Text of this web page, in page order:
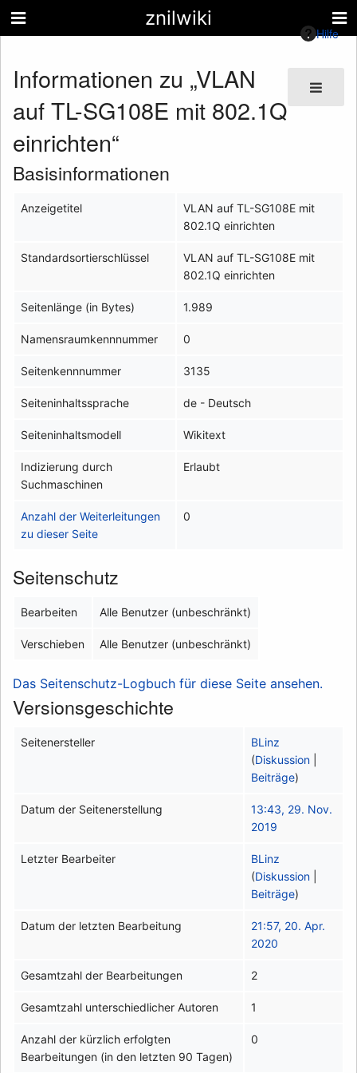
znilwiki
Hilfe
Informationen zu „VLAN
auf TL-SG108E mit 802.1Q
einrichten“
Basisinformationen
Anzeigetitel
VLAN auf TL-SG108E mit
802.1Q einrichten
Standardsortierschlüssel
VLAN auf TL-SG108E mit
802.1Q einrichten
Seitenlänge (in Bytes) 1.989
Namensraumkennnummer 0
Seitenkennnummer 3135
Seiteninhaltssprache de - Deutsch
Seiteninhaltsmodell Wikitext
Indizierung durch
Suchmaschinen
Erlaubt
Anzahl der Weiterleitungen
zu dieser Seite
0
Seitenschutz
Bearbeiten Alle Benutzer (unbeschränkt)
Verschieben Alle Benutzer (unbeschränkt)
Das Seitenschutz-Logbuch für diese Seite ansehen.
Versionsgeschichte
Seitenersteller
BLinz
(Diskussion
Beiträge)
Datum der Seitenerstellung
13:43, 29. Nov.
2019
Letzter Bearbeiter
BLinz
(Diskussion
Beiträge)
Datum der letzten Bearbeitung
21:57, 20. Apr.
2020
Gesamtzahl der Bearbeitungen 2
Gesamtzahl unterschiedlicher Autoren 1
Anzahl der kürzlich erfolgten
Bearbeitungen (in den letzten 90 Tagen)
0